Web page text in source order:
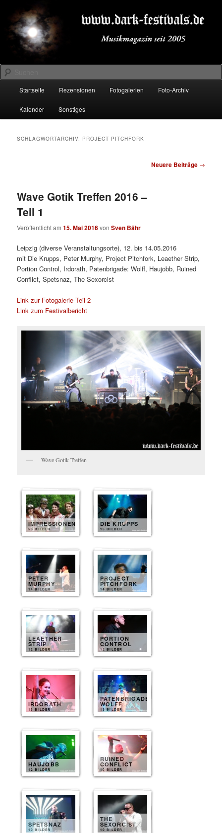
primären
Inhalt
springen
sekundären
Inhalt
springenDARK-FESTIVALS.DE
Suchen
Startseite Rezensionen Fotogalerien Foto-Archiv
Kalender Sonstiges
SCHLAGWORTARCHIV: PROJECT PITCHFORK
Neuere Beiträge →
Wave Gotik Treffen 2016 –
Teil 1
Veröffentlicht am15. Mai 2016vonSven Bähr
Leipzig (diverse Veranstaltungsorte), 12. bis 14.05.2016
mit Die Krupps, Peter Murphy, Project Pitchfork, Leaether Strip,
Portion Control, Irdorath, Patenbrigade: Wolff, Haujobb, Ruined
Conflict, Spetsnaz, The Sexorcist
Link zur Fotogalerie Teil 2
Link zum Festivalbericht
Wave Gotik Treffen
IMPRESSIONEN
50 BILDER
DIE KRUPPS
15 BILDER
PETER
MURPHY
14 BILDER
PROJECT
PITCHFORK
14 BILDER
LEAETHER
STRIP
12 BILDER
PORTION
CONTROL
12 BILDER
IRDORATH
13 BILDER
PATENBRIGADE
WOLFF
13 BILDER
HAUJOBB
12 BILDER
RUINED
CONFLICT
10 BILDER
SPETSNAZ
10 BILDER
THE
SEXORCIST
10 BILDER